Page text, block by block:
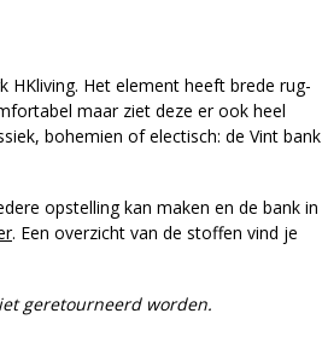
HKliving. Het element heeft brede rug-
maar ziet deze er ook heel
bohemien of electisch: de Vint bank
opstelling kan maken en de bank in
. Een overzicht van de stoffen vind je
geretourneerd worden.